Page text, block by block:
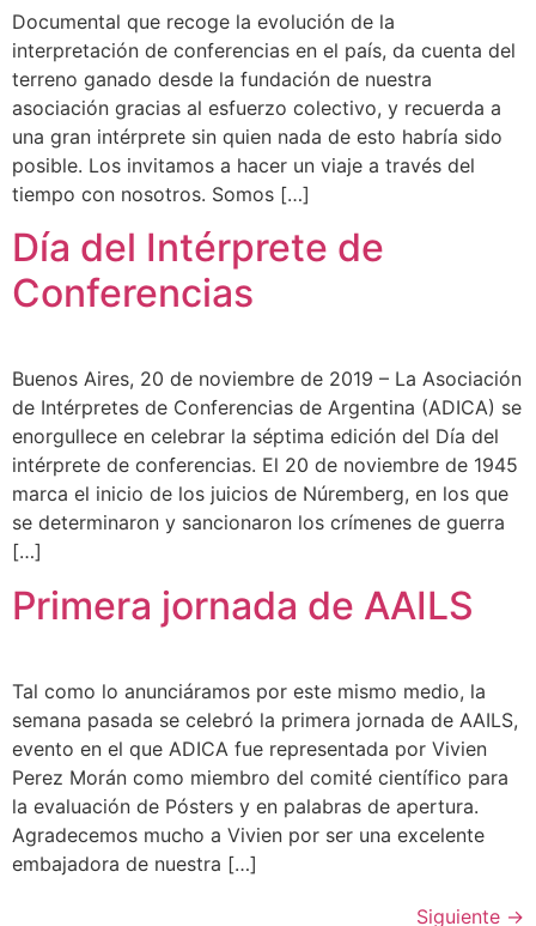
Documental que recoge la evolución de la
interpretación de conferencias en el país, da cuenta del
terreno ganado desde la fundación de nuestra
asociación gracias al esfuerzo colectivo, y recuerda a
una gran intérprete sin quien nada de esto habría sido
posible. Los invitamos a hacer un viaje a través del
tiempo con nosotros. Somos […]
Dí­a del Intérprete de
Conferencias
Buenos Aires, 20 de noviembre de 2019 – La Asociación
de Intérpretes de Conferencias de Argentina (ADICA) se
enorgullece en celebrar la séptima edición del Día del
intérprete de conferencias. El 20 de noviembre de 1945
marca el inicio de los juicios de Núremberg, en los que
se determinaron y sancionaron los crímenes de guerra
[…]
Primera jornada de AAILS
Tal como lo anunciáramos por este mismo medio, la
semana pasada se celebró la primera jornada de AAILS,
evento en el que ADICA fue representada por Vivien
Perez Morán como miembro del comité científico para
la evaluación de Pósters y en palabras de apertura.
Agradecemos mucho a Vivien por ser una excelente
embajadora de nuestra […]
Siguiente →